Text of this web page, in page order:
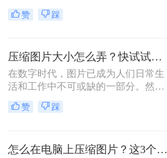
死活发不出去！”一位做电商的朋友
半夜给我发来消息。这场景，想必很
赞 踩
压缩图片大小怎么弄？快试试这3个压缩方法！
在数字时代，图片已成为人们日常生
活和工作中不可或缺的一部分。然
而，有时我们遇到的图片文件过大，
不仅占用存储空间，还影响上传和分
方法，帮助用户轻松解决图片大小问
赞 踩
怎么在电脑上压缩图片？这3个压缩方法分享！